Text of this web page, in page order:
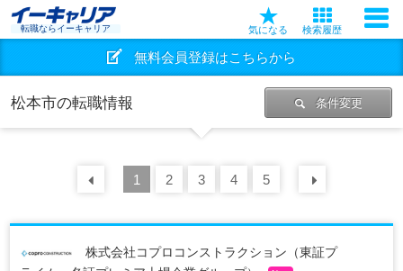
転職ならイーキャリア 気になる 検索履歴
無料会員登録はこちらから
松本市の転職情報 条件変更
前の 30
1 2 3 4 5
株式会社コプロコンストラクション（東証プ